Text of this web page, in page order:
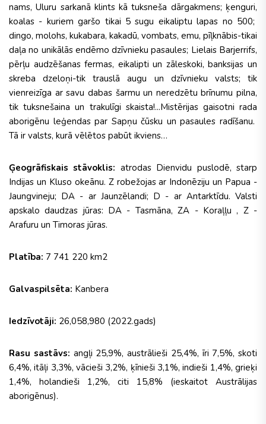
nams, Uluru sarkanā klints kā tuksneša dārgakmens; ķenguri,
koalas - kuriem garšo tikai 5 sugu eikaliptu lapas no 500;
dingo, molohs, kukabara, kakadū, vombats, emu, pīļknābis-tikai
daļa no unikālās endēmo dzīvnieku pasaules; Lielais Barjerrifs,
pērļu audzēšanas fermas, eikalipti un zāleskoki, banksijas un
skreba dzeloņi-tik trauslā augu un dzīvnieku valsts; tik
vienreizīga ar savu dabas šarmu un neredzētu brīnumu pilna,
tik tuksnešaina un trakulīgi skaista!...Mistērijas gaisotni rada
aborigēnu leģendas par Sapņu čūsku un pasaules radīšanu.
Tā ir valsts, kurā vēlētos pabūt ikviens…
Ģeogrāfiskais stāvoklis: atrodas Dienvidu puslodē, starp
Indijas un Kluso okeānu. Z robežojas ar Indonēziju un Papua -
Jaungvineju; DA - ar Jaunzēlandi; D - ar Antarktīdu. Valsti
apskalo daudzas jūras: DA - Tasmāna, ZA - Koraļļu , Z -
Arafuru un Timoras jūras.
Platība: 7 741 220 km2
Galvaspilsēta: Kanbera
Iedzīvotāji: 26,058,980 (2022.gads)
Rasu sastāvs: angļi 25,9%, austrālieši 25,4%, īri 7,5%, skoti
6,4%, itāļi 3,3%, vācieši 3,2%, ķīnieši 3,1%, indieši 1,4%, grieķi
1,4%, holandieši 1,2%, citi 15,8% (ieskaitot Austrālijas
aborigēnus).